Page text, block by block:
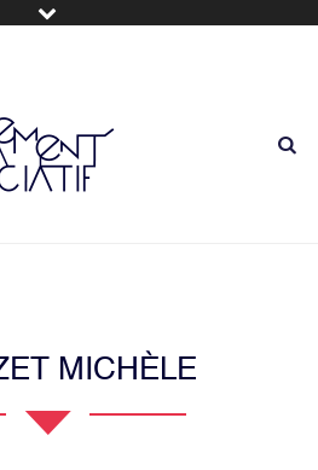
MICHÈLE